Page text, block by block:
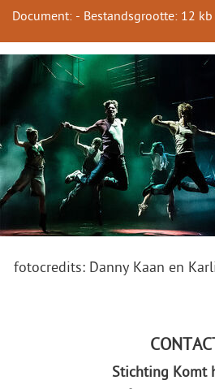
Document: - Bestandsgrootte: 12 kb
fotocredits: Danny Kaan en
Stichting Komt